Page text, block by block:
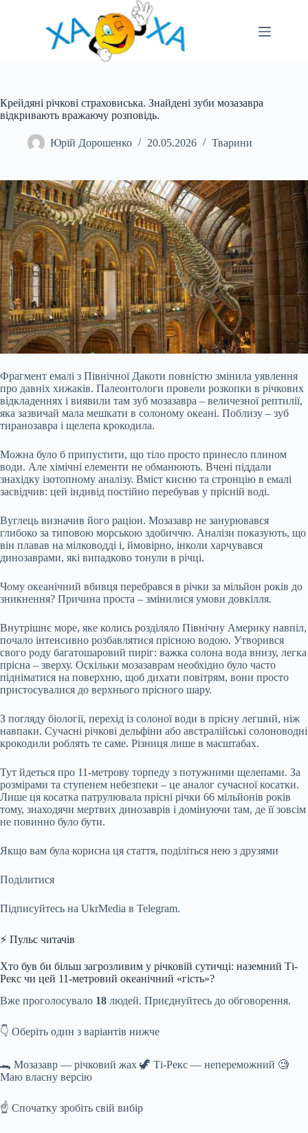
Крейдяні річкові страховиська. Знайдені зуби мозазавра
відкривають вражаючу розповідь.
Юрій Дорошенко 20.05.2026 Тварини
Фрагмент емалі з Північної Дакоти повністю змінила уявлення
про давніх хижаків. Палеонтологи провели розкопки в річкових
відкладеннях і виявили там зуб мозазавра – величезної рептилії,
яка зазвичай мала мешкати в солоному океані. Поблизу – зуб
тиранозавра і щелепа крокодила.
Можна було б припустити, що тіло просто принесло плином
води. Але хімічні елементи не обманюють. Вчені піддали
знахідку ізотопному аналізу. Вміст кисню та стронцію в емалі
засвідчив: цей індивід постійно перебував у прісній воді.
Вуглець визначив його раціон. Мозазавр не занурювався
глибоко за типовою морською здобиччю. Аналізи показують, що
він плавав на мілководді і, ймовірно, інколи харчувався
динозаврами, які випадково тонули в річці.
Чому океанічний вбивця перебрався в річки за мільйон років до
зникнення? Причина проста – змінилися умови довкілля.
Внутрішнє море, яке колись розділяло Північну Америку навпіл,
почало інтенсивно розбавлятися прісною водою. Утворився
свого роду багатошаровий пиріг: важка солона вода внизу, легка
прісна – зверху. Оскільки мозазаврам необхідно було часто
підніматися на поверхню, щоб дихати повітрям, вони просто
пристосувалися до верхнього прісного шару.
З погляду біології, перехід із солоної води в прісну легший, ніж
навпаки. Сучасні річкові дельфіни або австралійські солоноводні
крокодили роблять те саме. Різниця лише в масштабах.
Тут йдеться про 11-метрову торпеду з потужними щелепами. За
розмірами та ступенем небезпеки – це аналог сучасної косатки.
Лише ця косатка патрулювала прісні річки 66 мільйонів років
тому, знаходячи мертвих динозаврів і домінуючи там, де її зовсім
не повинно було бути.
Якщо вам була корисна ця стаття, поділіться нею з друзями
Поділитися
Підписуйтесь на UkrMedia в Telegram.
⚡ Пульс читачів
Хто був би більш загрозливим у річковій сутичці: наземний Ті-
Рекс чи цей 11-метровий океанічний «гість»?
Вже проголосувало 18 людей. Приєднуйтесь до обговорення.
👇 Оберіть один з варіантів нижче
🐊 Мозазавр — річковий жах 🦖 Ті-Рекс — непереможний 🧐
Маю власну версію
☝️ Спочатку зробіть свій вибір